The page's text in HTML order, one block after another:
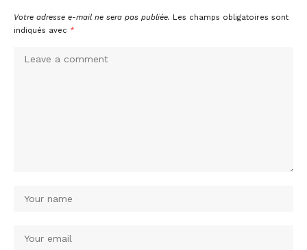
Votre adresse e-mail ne sera pas publiée. Les champs obligatoires sont
indiqués avec *